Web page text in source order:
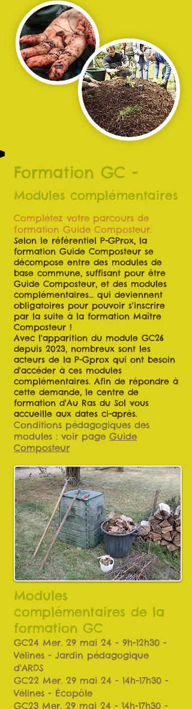
Formation GC -
Modules complémentaires
Complétez votre parcours de
formation Guide Composteur.
Selon le référentiel P-GProx, la
formation Guide Composteur se
décompose entre des modules de
base commune, suffisant pour être
Guide Composteur, et des modules
complémentaires… qui deviennent
obligatoires pour pouvoir s'inscrire
par la suite à la formation Maître
Composteur !
Avec l'apparition du module GC26
depuis 2023, nombreux sont les
acteurs de la P-Gprox qui ont besoin
d'accéder à ces modules
complémentaires. Afin de répondre à
cette demande, le centre de
formation d'Au Ras du Sol vous
accueille aux dates ci-après.
Conditions pédagogiques des
modules : voir page Guide
Composteur
Modules
complémentaires de la
formation GC
GC24 Mer. 29 mai 24 - 9h-12h30 -
Vélines - Jardin pédagogique
d'ARDS
GC22 Mer. 29 mai 24 - 14h-17h30 -
Vélines - Écopôle
GC23 Mer. 29 mai 24 - 14h-17h30 -